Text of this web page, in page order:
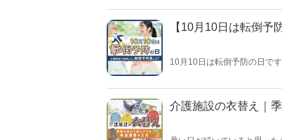
【10月10日は転倒予
10月10日は転倒予防の日で
しかし、これをきっかけに
介護施設の衣替え｜